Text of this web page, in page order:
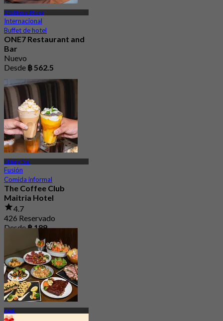
BTS Phrom Phong
Internacional
Buffet de hotel
ONE7 Restaurant and
Bar
Nuevo
Desde ฿ 562.5
Khlong Toei
Fusión
Comida informal
The Coffee Club
Maitria Hotel
4.7
426 Reservado
Desde฿ 189
Asok